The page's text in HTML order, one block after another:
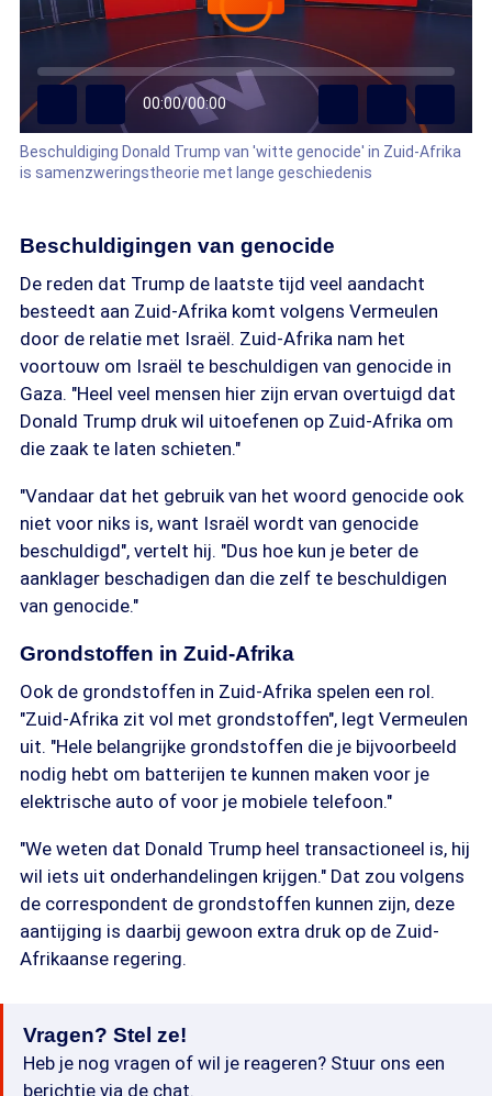
00:00/00:00
Beschuldiging Donald Trump van 'witte genocide' in Zuid-Afrika
is samenzweringstheorie met lange geschiedenis
Beschuldigingen van genocide
De reden dat Trump de laatste tijd veel aandacht
besteedt aan Zuid-Afrika komt volgens Vermeulen
door de relatie met Israël. Zuid-Afrika nam het
voortouw om Israël te beschuldigen van genocide in
Gaza. "Heel veel mensen hier zijn ervan overtuigd dat
Donald Trump druk wil uitoefenen op Zuid-Afrika om
die zaak te laten schieten."
"Vandaar dat het gebruik van het woord genocide ook
niet voor niks is, want Israël wordt van genocide
beschuldigd", vertelt hij. "Dus hoe kun je beter de
aanklager beschadigen dan die zelf te beschuldigen
van genocide."
Grondstoffen in Zuid-Afrika
Ook de grondstoffen in Zuid-Afrika spelen een rol.
"Zuid-Afrika zit vol met grondstoffen", legt Vermeulen
uit. "Hele belangrijke grondstoffen die je bijvoorbeeld
nodig hebt om batterijen te kunnen maken voor je
elektrische auto of voor je mobiele telefoon."
"We weten dat Donald Trump heel transactioneel is, hij
wil iets uit onderhandelingen krijgen." Dat zou volgens
de correspondent de grondstoffen kunnen zijn, deze
aantijging is daarbij gewoon extra druk op de Zuid-
Afrikaanse regering.
Vragen? Stel ze!
Heb je nog vragen of wil je reageren? Stuur ons een
berichtje via de chat.